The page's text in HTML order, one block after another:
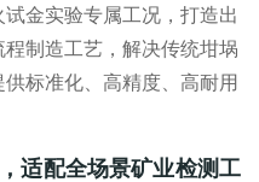
金实验专属工况，打造出
程制造工艺，解决传统坩埚
标准化、高精度、高耐用
适配全场景矿业检测工